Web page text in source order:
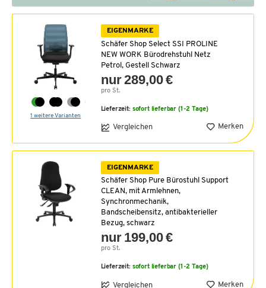
1 weitere Varianten
EIGENMARKE
Schäfer Shop Select SSI PROLINE
NEW WORK Bürodrehstuhl Netz
Petrol, Gestell Schwarz
nur 289,00 €
pro St.
Lieferzeit: sofort lieferbar (1-2 Tage)
Vergleichen Merken
EIGENMARKE
Schäfer Shop Pure Bürostuhl Support
CLEAN, mit Armlehnen,
Synchronmechanik,
Bandscheibensitz, antibakterieller
Bezug, schwarz
nur 199,00 €
pro St.
Lieferzeit: sofort lieferbar (1-2 Tage)
Vergleichen Merken